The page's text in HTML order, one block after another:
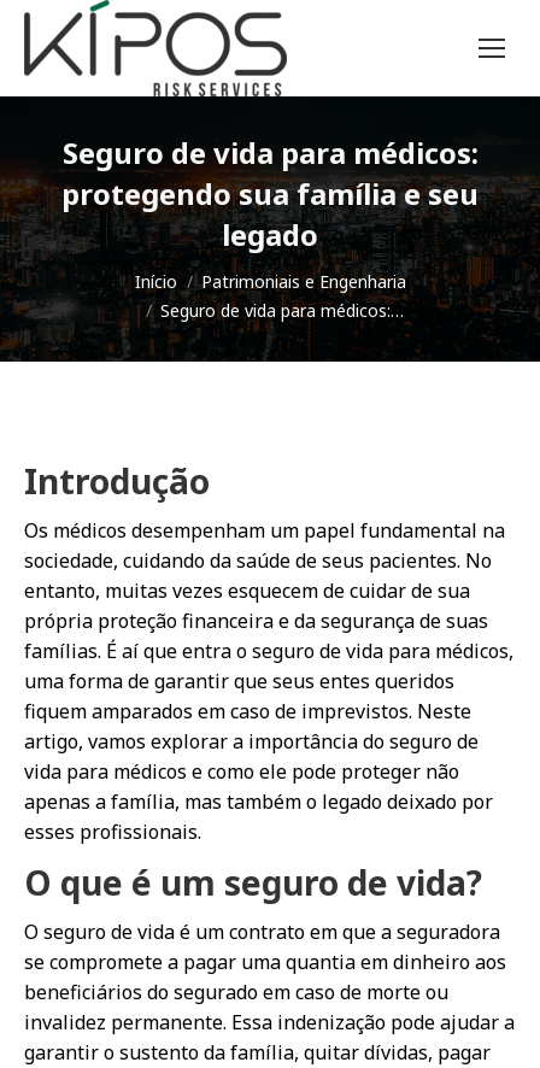
Seguro de vida para médicos:
protegendo sua família e seu
legado
Você está aqui:
Início
Patrimoniais e Engenharia
Seguro de vida para médicos:…
Introdução
Os médicos desempenham um papel fundamental na
sociedade, cuidando da saúde de seus pacientes. No
entanto, muitas vezes esquecem de cuidar de sua
própria proteção financeira e da segurança de suas
famílias. É aí que entra o seguro de vida para médicos,
uma forma de garantir que seus entes queridos
fiquem amparados em caso de imprevistos. Neste
artigo, vamos explorar a importância do seguro de
vida para médicos e como ele pode proteger não
apenas a família, mas também o legado deixado por
esses profissionais.
O que é um seguro de vida?
O seguro de vida é um contrato em que a seguradora
se compromete a pagar uma quantia em dinheiro aos
beneficiários do segurado em caso de morte ou
invalidez permanente. Essa indenização pode ajudar a
garantir o sustento da família, quitar dívidas, pagar